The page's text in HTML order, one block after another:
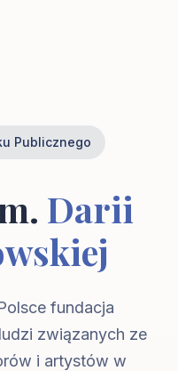
Publicznego
Darii
fundacja
związanych ze
i artystów w